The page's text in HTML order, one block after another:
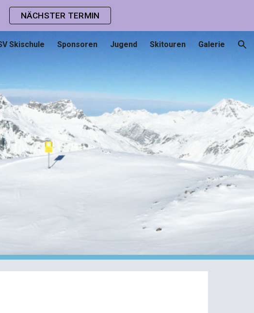
to navigation
NÄCHSTER TERMIN
Skischule Sponsoren Jugend Skitouren Galerie